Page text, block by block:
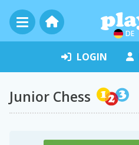
DE
LOGIN
Junior Chess